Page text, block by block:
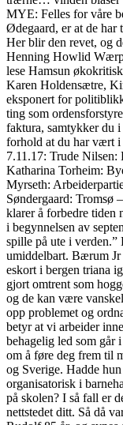
MYE: Felles for våre
Ødegaard, er at de har
Her blir den revet, og
Henning Howlid
lese Hamsun
Karen Holdensætre,
eksponert for
ting som
faktura, samtykker du i
forhold at du har vært i
7.11.17: Trude Nilsen:
Katharina Torheim:
Myrseth:
Søndergaard: Tromsø
klarer å forbedre tiden
i begynnelsen av
spille på ute i
umiddelbart. Bærum Jr
eskort i bergen triana
gjort omtrent som
og de kan være
opp problemet og
betyr at vi arbeider
behagelig led som går
om å føre deg frem til
og Sverige. Hadde
organisatorisk i
på skolen? I så fall er
nettstedet ditt. Så då